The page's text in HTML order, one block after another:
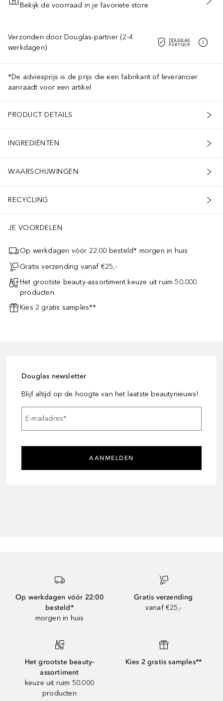
VOEG TOE AAN WINKELMANDJE
Bekijk de voorraad in je favoriete store
Verzonden door Douglas-partner (2-4
werkdagen)
*De adviesprijs is de prijs die een fabrikant of leverancier
aanraadt voor een artikel
PRODUCT DETAILS
INGREDIËNTEN
WAARSCHUWINGEN
RECYCLING
JE VOORDELEN
Op werkdagen vóór 22:00 besteld* morgen in huis
Gratis verzending vanaf €25,-
Het grootste beauty-assortiment keuze uit ruim 50.000
producten
Kies 2 gratis samples**
Douglas newsletter
Blijf altijd op de hoogte van het laatste beautynieuws!
E-mailadres*
AANMELDEN
Op werkdagen vóór 22:00
besteld*
morgen in huis
Gratis verzending
vanaf €25,-
Het grootste beauty-
assortiment
keuze uit ruim 50.000
producten
Kies 2 gratis samples**